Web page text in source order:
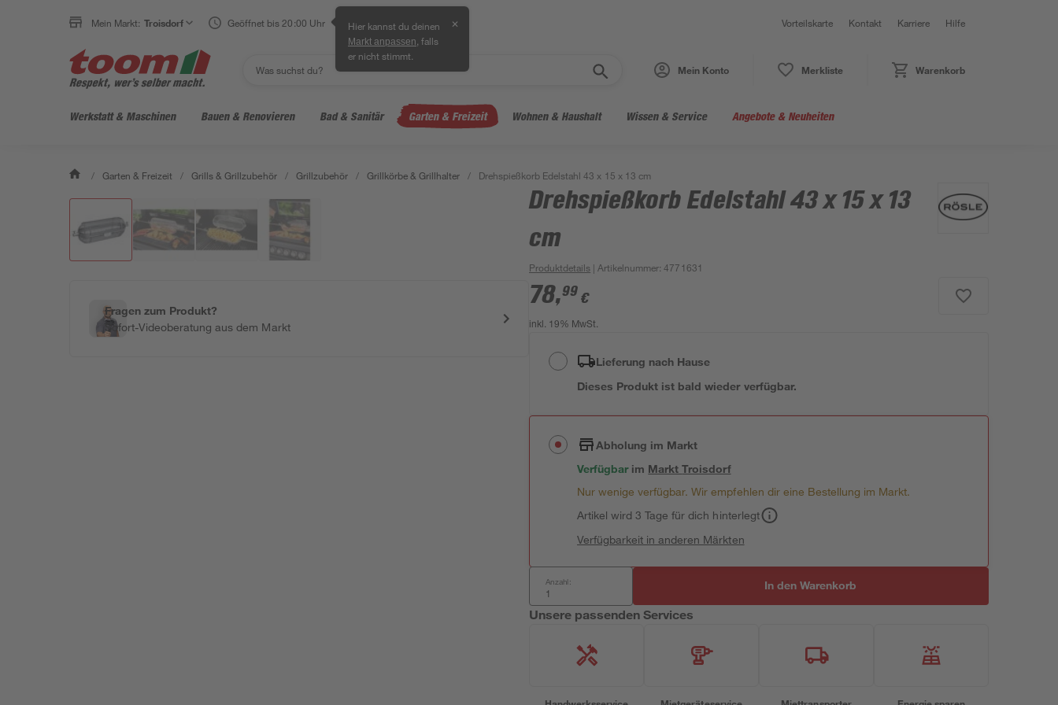
Mein Markt: Troisdorf Geöffnet bis 20:00 Uhr Hier kannst du deinen
Markt anpassen , falls
er nicht stimmt.
✕ Vorteilskarte Kontakt Karriere Hilfe
Mein Konto Merkliste Warenkorb
Werkstatt & Maschinen Bauen & Renovieren Bad & Sanitär Garten & Freizeit Wohnen & Haushalt Wissen & Service Angebote & Neuheiten
/ Garten & Freizeit / Grills & Grillzubehör / Grillzubehör / Grillkörbe & Grillhalter / Drehspießkorb Edelstahl 43 x 15 x 13 cm
Fragen zum Produkt?
Sofort-Videoberatung aus dem Markt
Drehspießkorb Edelstahl 43 x 15 x 13
cm
Produktdetails | Artikelnummer:4771631
78,99 €
inkl. 19% MwSt.
Lieferung nach Hause
Dieses Produkt ist bald wieder verfügbar.
Abholung im Markt
Verfügbar im MarktTroisdorf
Nur wenige verfügbar. Wir empfehlen dir eine Bestellung im Markt.
Artikel wird 3 Tage für dich hinterlegt
Verfügbarkeit in anderen Märkten
Anzahl: In den Warenkorb
Unsere passenden Services